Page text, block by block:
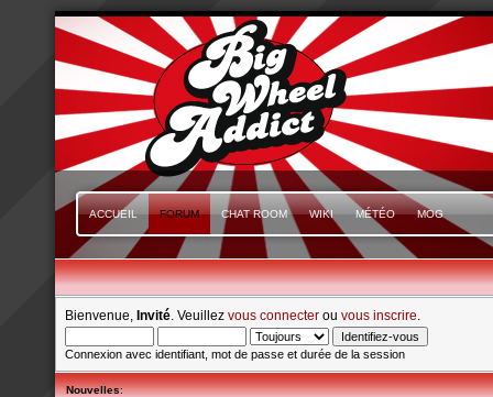
ACCUEIL FORUM CHAT ROOM WIKI MÉTÉO MOG
Bienvenue, Invité . Veuillez vous connecter ou vous inscrire
Connexion avec identifiant, mot de passe et durée de la session
Nouvelles: